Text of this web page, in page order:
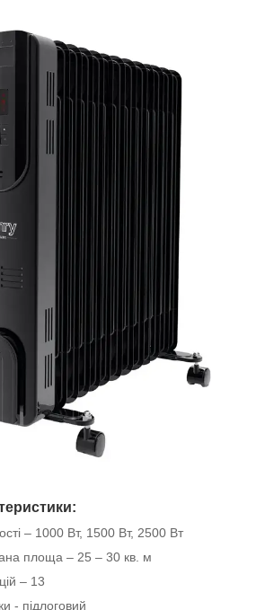
– 1000 Вт, 1500 Вт, 2500 Вт
площа – 25 – 30 кв. м
– 13
- підлоговий